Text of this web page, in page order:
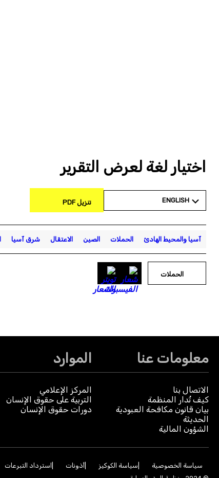
اختيار لغة لعرض التقرير
ENGLISH تنزيل PDF
آسيا والمحيط الهادئ الحملات الصين الاعتقال شرق آسيا
الحملات
معلومات عنا
الاتصال بنا
كيف تُدار المنظمة
بيان قانون مكافحة العبودية
الحديثة
الشؤون المالية
الموارد
المركز الإعلامي
التربية على حقوق الإنسان
دورات حقوق الإنسان
سياسة الخصوصية سياسة الكوكيز أذونات
استرداد التبرعات